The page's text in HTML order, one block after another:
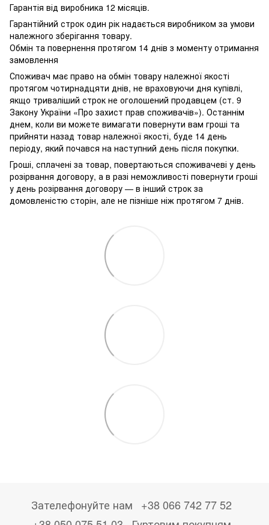
Гарантія від виробника 12 місяців.
Гарантійний строк один рік надається виробником за умови
належного зберігання товару.
Обмін та повернення протягом 14 днів з моменту отримання
замовлення
Споживач має право на обмін товару належної якості
протягом чотирнадцяти днів, не враховуючи дня купівлі,
якщо триваліший строк не оголошений продавцем (ст. 9
Закону України «Про захист прав споживачів»). Останнім
днем, коли ви можете вимагати повернути вам гроші та
прийняти назад товар належної якості, буде 14 день
періоду, який почався на наступний день після покупки.
Гроші, сплачені за товар, повертаються споживачеві у день
розірвання договору, а в разі неможливості повернути гроші
у день розірвання договору — в інший строк за
домовленістю сторін, але не пізніше ніж протягом 7 днів.
Зателефонуйте нам
+38 066 742 77 52